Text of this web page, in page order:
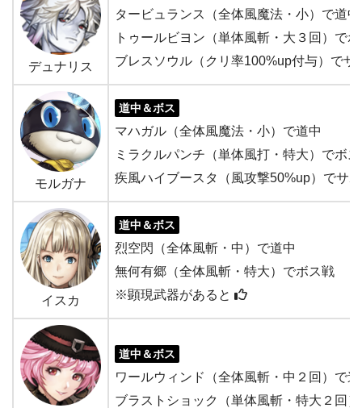
デュナリス
タービュランス（全体風魔法・小）で道中
トゥールビヨン（単体風斬・大３回）で
ブレスソウル（クリ率100%up付与）でサ
モルガナ
道中＆ボス
マハガル（全体風魔法・小）で道中
ミラクルパンチ（単体風打・特大）でボ
疾風ハイブースタ（風攻撃50%up）でサ
イスカ
道中＆ボス
烈空閃（全体風斬・中）で道中
無何有郷（全体風斬・特大）でボス戦
※顕現武器があると
道中＆ボス
ワールウィンド（全体風斬・中２回）で
ブラストショック（単体風斬・特大２回